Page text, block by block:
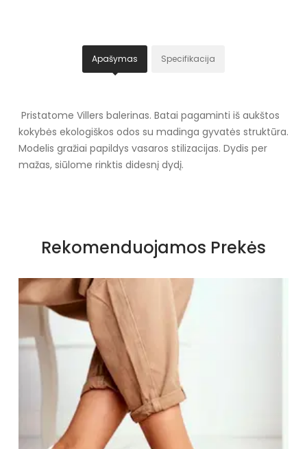
Apašymas Specifikacija
Pristatome Villers balerinas. Batai pagaminti iš aukštos
kokybės ekologiškos odos su madinga gyvatės struktūra.
Modelis gražiai papildys vasaros stilizacijas. Dydis per
mažas, siūlome rinktis didesnį dydį.
Spalva chaki
Pado spalva Ruda
Modelis
pado medžiaga
Vidpadžio medžiaga natūrali oda
Išorinė medžiaga Skóra ekologiczna
Rekomenduojamos Prekės